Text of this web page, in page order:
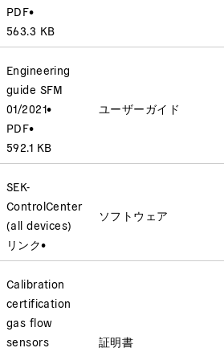
PDF•
563.3 KB
Engineering
guide SFM
01/2021•
PDF•
592.1 KB
ユーザーガイド
SEK-
ControlCenter
(all devices)
リンク•
ソフトウェア
Calibration
certification
gas flow
sensors
証明書